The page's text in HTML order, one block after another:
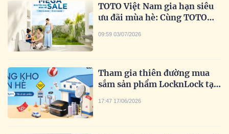
TOTO Việt Nam gia hạn siêu
ưu đãi mùa hè: Cùng TOTO
cuộc sống” trọn vẹn hơn.
09:59 03/07/2026
Tham gia thiên đường mua
sắm sản phẩm LocknLock tại
17:47 17/06/2026